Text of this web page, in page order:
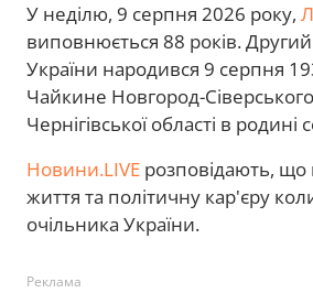
У неділю, 9 серпня 2026 року,
виповнюється 88 років.
України народився 9 серпня
Чайкине Новгород-
Чернігівської області в родині
Новини.LIVE розповідають, що
життя та політичну кар'єру
очільника України.
Реклама